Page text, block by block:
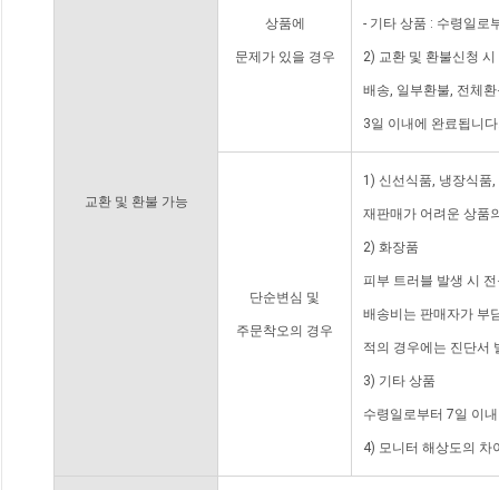
교환 및 환불 가능
상품에
문제가 있을 경우
- 기타 상품 : 수령일로
2) 교환 및 환불신청
배송, 일부환불, 전체
3일 이내에 완료됩니
단순변심 및
주문착오의 경우
1) 신선식품, 냉장식품
재판매가 어려운 상품
2) 화장품
피부 트러블 발생 시
배송비는 판매자가 부
적의 경우에는 진단서
3) 기타 상품
수령일로부터 7일 이
4) 모니터 해상도의 차